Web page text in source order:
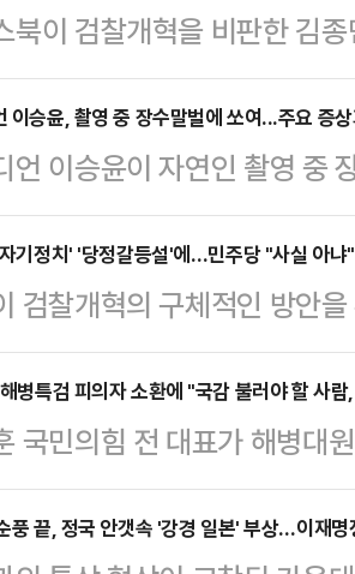
북이 검찰개혁을 비판한 김
이 커지는 가운데, 김 변호
으로 드러났다. 이에 페이스
는 입장을 내놨다.12일 페
자료에 따르면 페이스북은
대해 "해당 계정이 실수로
사 메타가 정치적 콘텐츠를
의 자유를 중…
이승윤, 촬영 중 장수말벌에 쏘여...주요 증
언 이승윤이 자연인 촬영 중
방송된 MBC 예능 '복면가
승윤은 '나는 자연인이다'
"죽을 뻔한 적도 있다. 촬영
의 500배 이상이라고 알고
가 말려 들어가고 호흡이 가
려지는데 가족 생각이 먼저
…
기정치' '당정갈등설'에…민주당 "사실 아
검찰개혁의 구체적인 방안
또다시 엇박자를 낸다는 지
거듭 진화에 나섰다.박수
려 '정청래 대표가 자기정치
반박하며 '당정대(민주당·
"항간에 민주당과 정청래
병특검 피의자 소환에 "국감 불러야 할 사
국민의힘 전 대표가 해병대
사팀이 자신을 채상병 사건
정감사에 불러야 할 사람
풍 끝, 정국 안갯속 '강경 일본' 부상…이재명